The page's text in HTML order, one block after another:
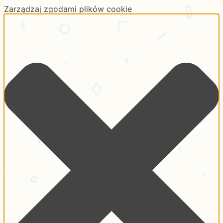
Zarządzaj zgodami plików cookie